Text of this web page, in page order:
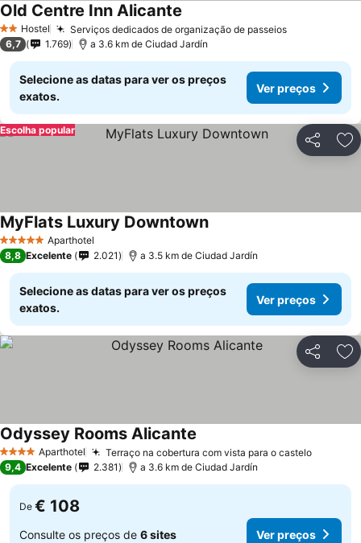
2 Estrelas
Hostel Serviços dedicados de organização de passeios
Old Centre Inn Alicante
6,7 1.769 a 3.6 km de Ciudad Jardín
Selecione as datas para ver os preços
exatos.
Ver preços
Partilhar
Escolha popular
5 Estrelas Aparthotel
MyFlats Luxury Downtown
8,8 Excelente 2.021 a 3.5 km de Ciudad Jardín
Selecione as datas para ver os preços
exatos.
Ver preços
Partilhar
4 EstrelasAparthotel Terraço na cobertura com vista para o castelo
Odyssey Rooms Alicante
9,4 Excelente 2.381 a 3.6 km de Ciudad Jardín
De € 108
Consulte os preços de 6 sites Ver preços